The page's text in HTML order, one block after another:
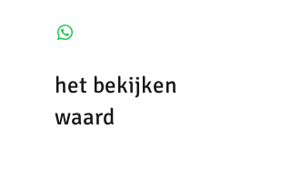
het bekijken
waard